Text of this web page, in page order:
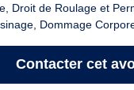
Droit de Roulage et
Dommage
Contacter cet